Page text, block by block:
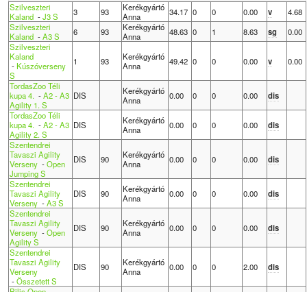
Szilveszteri
Kaland-J3 S 3 93
Kerékgyártó
Anna
34.17 0 0 0.00 v
4.68
Szilveszteri
Kaland-A3 S 6 93
Kerékgyártó
Anna
48.63 0 1 8.63 sg
0.00
Szilveszteri
Kaland
-Kúszóverseny
S
1 93
Kerékgyártó
Anna
49.42 0 0 0.00 v 0.00
TordasZoo Téli
kupa 4. -A2 - A3
Agility 1. S
DIS
Kerékgyártó
Anna
0.00 0 0 0.00
dis
TordasZoo Téli
kupa 4. -A2 - A3
Agility 2. S
DIS
Kerékgyártó
Anna
0.00 0 0 0.00
dis
Szentendrei
Tavaszi Agility
Verseny-Open
Jumping S
DIS 90
Kerékgyártó
Anna
0.00 0 0 0.00 dis
Szentendrei
Tavaszi Agility
Verseny-A3 S
DIS 90
Kerékgyártó
Anna
0.00 0 0 0.00
dis
Szentendrei
Tavaszi Agility
Verseny-Open
Agility S
DIS 90
Kerékgyártó
Anna
0.00 0 0 0.00 dis
Szentendrei
Tavaszi Agility
Verseny
-Összetett S
DIS 90
Kerékgyártó
Anna
0.00 0 0 2.00 dis